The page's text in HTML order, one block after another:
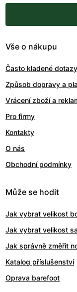
Vše o nákupu
Často kladené dotazy
Způsob dopravy a
Vrácení zboží a
Pro firmy
Kontakty
O nás
Obchodní podmínky
Může se hodit
Jak vybrat velikost
Jak vybrat velikost
Jak správně změřit
Katalog příslušenství
Oprava barefoot